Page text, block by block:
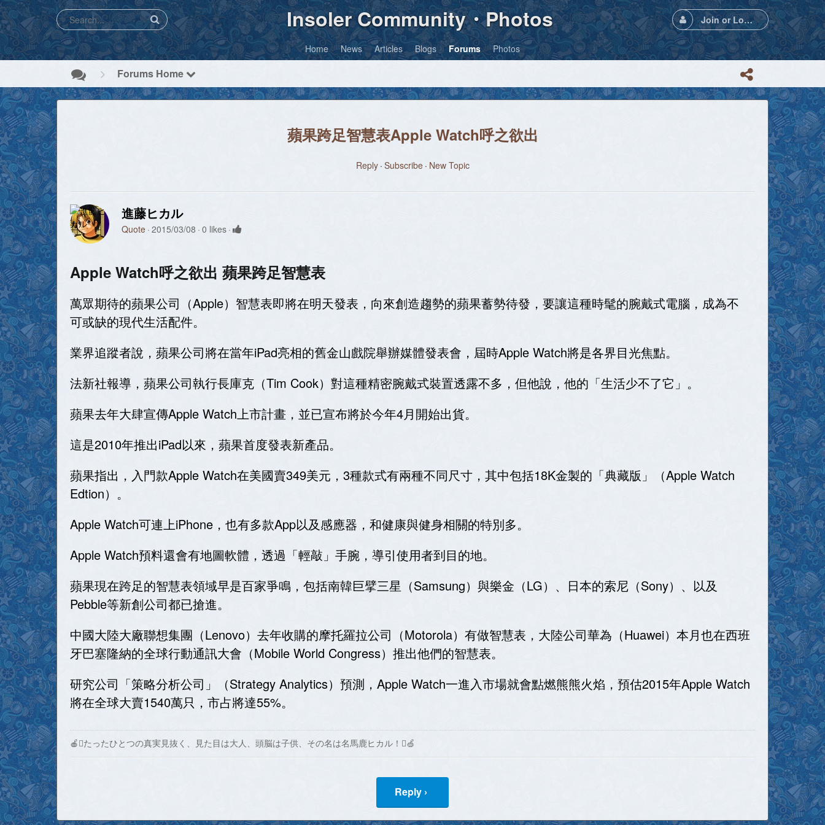
Insoler Community・Photos Join or Login
Home News Articles Blogs Forums Photos
Forums Home
蘋果跨足智慧表Apple Watch呼之欲出
Reply Subscribe New Topic
進藤ヒカル
Quote 2015/03/08 0 likes
Apple Watch呼之欲出 蘋果跨足智慧表
萬眾期待的蘋果公司（Apple）智慧表即將在明天發表，向來創造趨勢的蘋果蓄勢待發，要讓這種時髦的腕戴式電腦，成為不
可或缺的現代生活配件。
業界追蹤者說，蘋果公司將在當年iPad亮相的舊金山戲院舉辦媒體發表會，屆時Apple Watch將是各界目光焦點。
法新社報導，蘋果公司執行長庫克（Tim Cook）對這種精密腕戴式裝置透露不多，但他說，他的「生活少不了它」。
蘋果去年大肆宣傳Apple Watch上市計畫，並已宣布將於今年4月開始出貨。
這是2010年推出iPad以來，蘋果首度發表新產品。
蘋果指出，入門款Apple Watch在美國賣349美元，3種款式有兩種不同尺寸，其中包括18K金製的「典藏版」（Apple Watch
Edtion）。
Apple Watch可連上iPhone，也有多款App以及感應器，和健康與健身相關的特別多。
Apple Watch預料還會有地圖軟體，透過「輕敲」手腕，導引使用者到目的地。
蘋果現在跨足的智慧表領域早是百家爭鳴，包括南韓巨擘三星（Samsung）與樂金（LG）、日本的索尼（Sony）、以及
Pebble等新創公司都已搶進。
中國大陸大廠聯想集團（Lenovo）去年收購的摩托羅拉公司（Motorola）有做智慧表，大陸公司華為（Huawei）本月也在西班
牙巴塞隆納的全球行動通訊大會（Mobile World Congress）推出他們的智慧表。
研究公司「策略分析公司」（Strategy Analytics）預測，Apple Watch一進入市場就會點燃熊熊火焰，預估2015年Apple Watch
將在全球大賣1540萬只，市占將達55%。
🍎たったひとつの真実見抜く、見た目は大人、頭脳は子供、その名は名馬鹿ヒカル！🍏
Reply ›